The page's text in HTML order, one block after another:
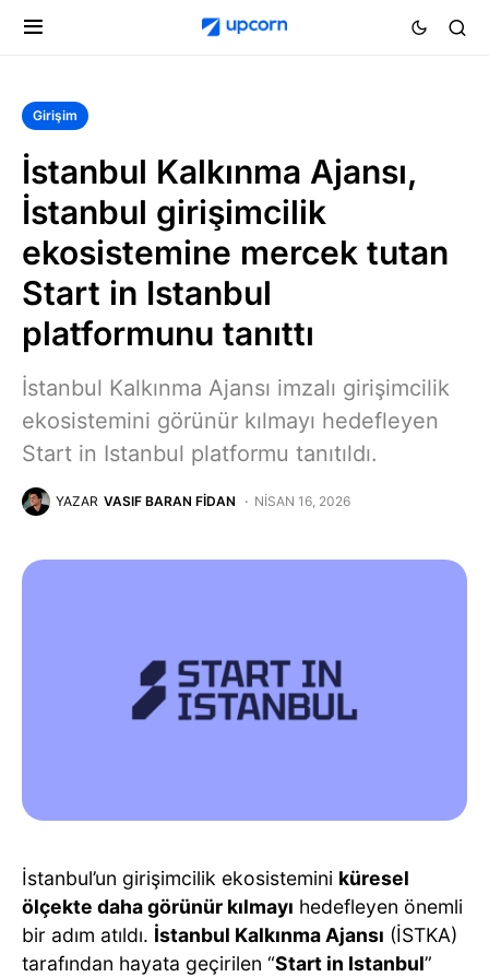
Girişim
İstanbul Kalkınma Ajansı,
İstanbul girişimcilik
ekosistemine mercek tutan
Start in Istanbul
platformunu tanıttı
İstanbul Kalkınma Ajansı imzalı girişimcilik
ekosistemini görünür kılmayı hedefleyen
Start in Istanbul platformu tanıtıldı.
YAZAR VASIF BARAN FIDAN NISAN 16, 2026
İstanbul’un girişimcilik ekosistemini küresel
ölçekte daha görünür kılmayı hedefleyen önemli
bir adım atıldı. İstanbul Kalkınma Ajansı (İSTKA)
tarafından hayata geçirilen “Start in Istanbul”